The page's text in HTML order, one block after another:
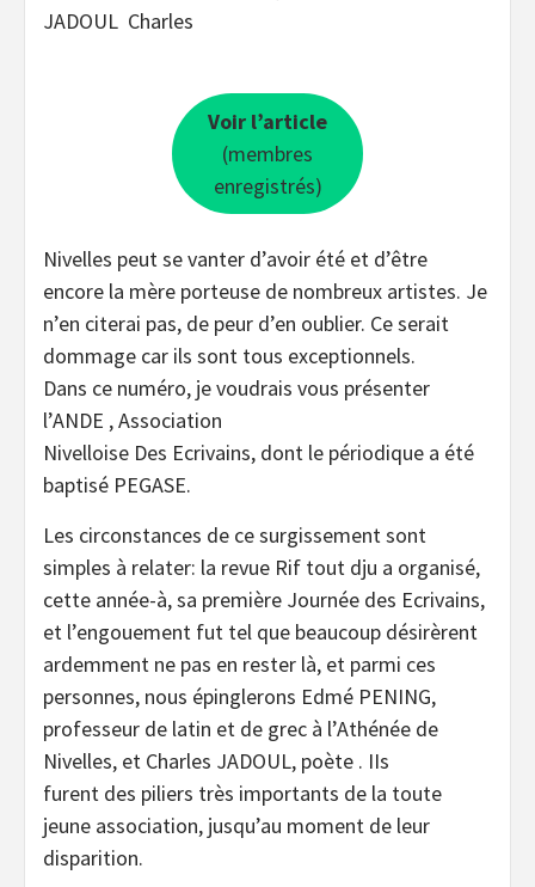
JADOUL Charles
Voir l’article
(membres
enregistrés)
Nivelles peut se vanter d’avoir été et d’être
encore la mère porteuse de nombreux artistes. Je
n’en citerai pas, de peur d’en oublier. Ce serait
dommage car ils sont tous exceptionnels.
Dans ce numéro, je voudrais vous présenter
l’ANDE , Association
Nivelloise Des Ecrivains, dont le périodique a été
baptisé PEGASE.
Les circonstances de ce surgissement sont
simples à relater: la revue Rif tout dju a organisé,
cette année-à, sa première Journée des Ecrivains,
et l’engouement fut tel que beaucoup désirèrent
ardemment ne pas en rester là, et parmi ces
personnes, nous épinglerons Edmé PENING,
professeur de latin et de grec à l’Athénée de
Nivelles, et Charles JADOUL, poète . IIs
furent des piliers très importants de la toute
jeune association, jusqu’au moment de leur
disparition.